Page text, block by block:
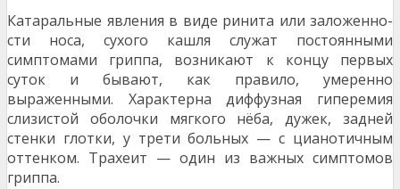
Катаральные явления в виде ринита или заложенно­
сти носа, сухого кашля служат постоянными
симптомами гриппа, возникают к концу первых
суток и бывают, как правило, умеренно
выраженными. Характерна диффуз­ная гиперемия
слизистой оболочки мягкого нёба, дужек, задней
стенки глотки, у трети больных — с цианотичным
оттенком. Трахеит — один из важных симптомов
гриппа.